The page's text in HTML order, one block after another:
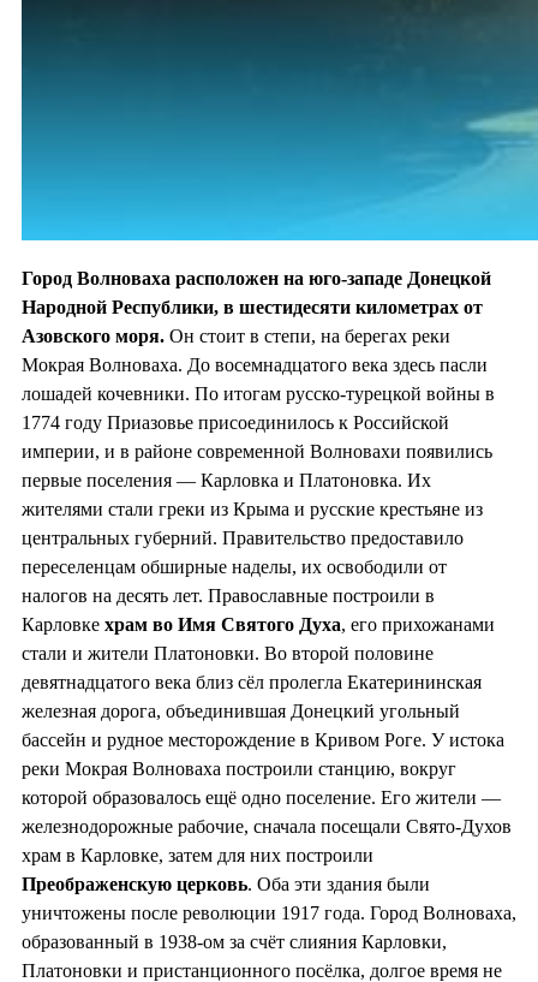
Город Волноваха расположен на юго-западе Донецкой
Народной Республики, в шестидесяти километрах от
Азовского моря. Он стоит в степи, на берегах реки
Мокрая Волноваха. До восемнадцатого века здесь пасли
лошадей кочевники. По итогам русско-турецкой войны в
1774 году Приазовье присоединилось к Российской
империи, и в районе современной Волновахи появились
первые поселения — Карловка и Платоновка. Их
жителями стали греки из Крыма и русские крестьяне из
центральных губерний. Правительство предоставило
переселенцам обширные наделы, их освободили от
налогов на десять лет. Православные построили в
Карловке храм во Имя Святого Духа, его прихожанами
стали и жители Платоновки. Во второй половине
девятнадцатого века близ сёл пролегла Екатерининская
железная дорога, объединившая Донецкий угольный
бассейн и рудное месторождение в Кривом Роге. У истока
реки Мокрая Волноваха построили станцию, вокруг
которой образовалось ещё одно поселение. Его жители —
железнодорожные рабочие, сначала посещали Свято-Духов
храм в Карловке, затем для них построили
Преображенскую церковь. Оба эти здания были
уничтожены после революции 1917 года. Город Волноваха,
образованный в 1938-ом за счёт слияния Карловки,
Платоновки и пристанционного посёлка, долгое время не